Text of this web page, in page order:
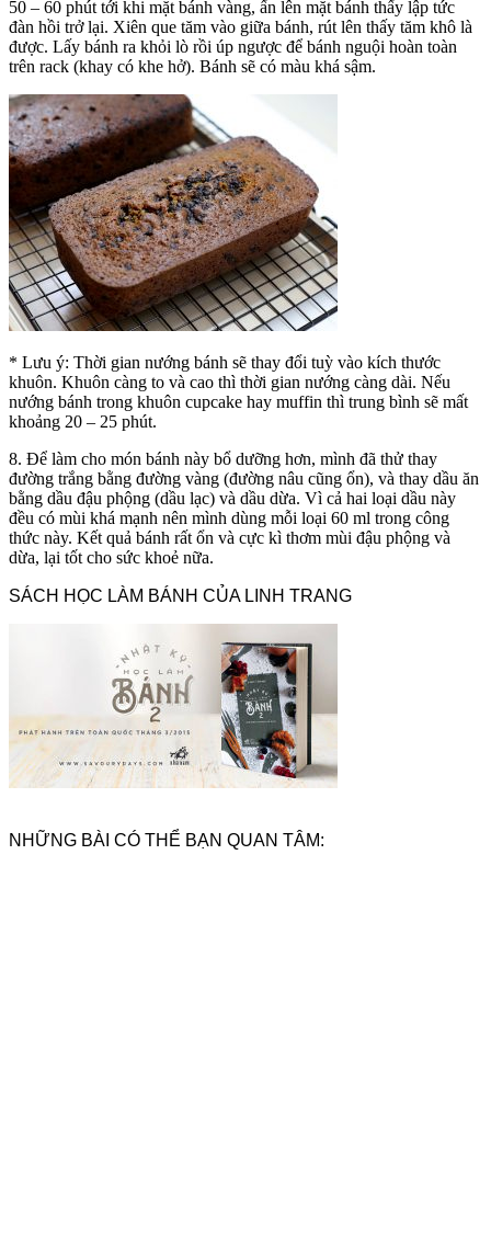
50 – 60 phút tới khi mặt bánh vàng, ấn lên mặt bánh thấy lập tức
đàn hồi trở lại. Xiên que tăm vào giữa bánh, rút lên thấy tăm khô là
được. Lấy bánh ra khỏi lò rồi úp ngược để bánh nguội hoàn toàn
trên rack (khay có khe hở). Bánh sẽ có màu khá sậm.
* Lưu ý: Thời gian nướng bánh sẽ thay đổi tuỳ vào kích thước
khuôn. Khuôn càng to và cao thì thời gian nướng càng dài. Nếu
nướng bánh trong khuôn cupcake hay muffin thì trung bình sẽ mất
khoảng 20 – 25 phút.
8. Để làm cho món bánh này bổ dưỡng hơn, mình đã thử thay
đường trắng bằng đường vàng (đường nâu cũng ổn), và thay dầu ăn
bằng dầu đậu phộng (dầu lạc) và dầu dừa. Vì cả hai loại dầu này
đều có mùi khá mạnh nên mình dùng mỗi loại 60 ml trong công
thức này. Kết quả bánh rất ổn và cực kì thơm mùi đậu phộng và
dừa, lại tốt cho sức khoẻ nữa.
SÁCH HỌC LÀM BÁNH CỦA LINH TRANG
NHỮNG BÀI CÓ THỂ BẠN QUAN TÂM: